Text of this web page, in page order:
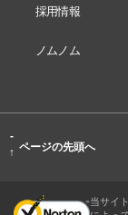
採用情報
ノムノム
-
↑ ページの先頭へ
当サイ